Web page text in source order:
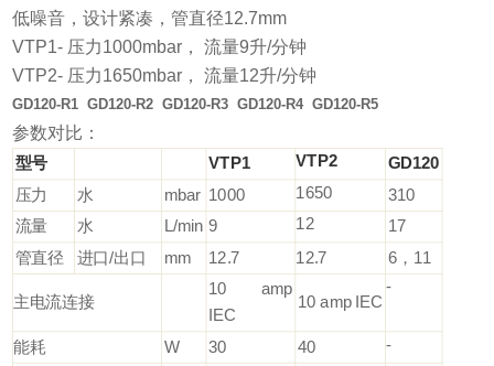
低噪音，设计紧凑，管直径12.7mm
VTP1- 压力1000mbar， 流量9升/分钟
VTP2- 压力1650mbar， 流量12升/分钟
GD120-R1 GD120-R2 GD120-R3 GD120-R4 GD120-R5
参数对比：
型号 VTP1 VTP2
GD120
压力
水 mbar 1000 1650
310
流量
水 L/min 9 12
17
管直径
进口/出口 mm 12.7 12.7 6，11
主电流连接
10 amp
IEC
10 amp IEC
-
能耗 W 30 40
-